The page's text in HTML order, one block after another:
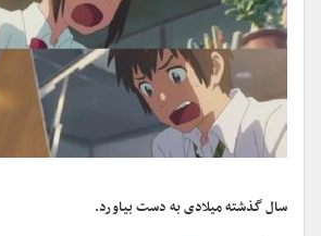
سال گذشته میلادی به دست بیاورد.